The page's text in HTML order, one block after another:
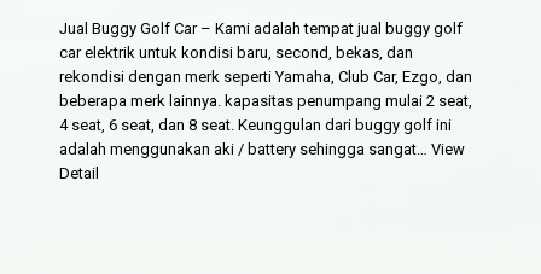
Jual Buggy Golf Car – Kami adalah tempat jual buggy golf
car elektrik untuk kondisi baru, second, bekas, dan
rekondisi dengan merk seperti Yamaha, Club Car, Ezgo, dan
beberapa merk lainnya. kapasitas penumpang mulai 2 seat,
4 seat, 6 seat, dan 8 seat. Keunggulan dari buggy golf ini
adalah menggunakan aki / battery sehingga sangat…View
Detail